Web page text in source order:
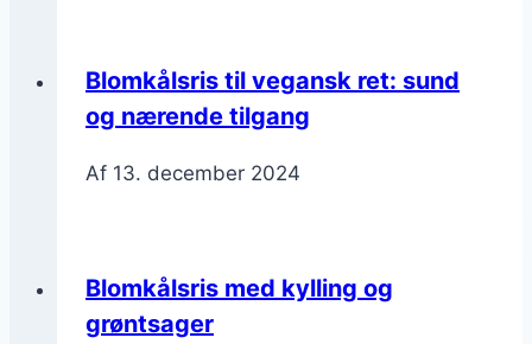
Blomkålsris til vegansk ret: sund
og nærende tilgang
Af 13. december 2024
Blomkålsris med kylling og
grøntsager